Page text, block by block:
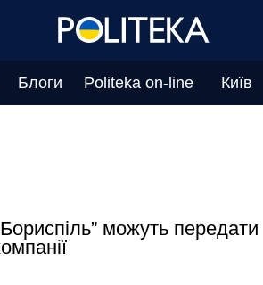
Блоги Politeka on-line Київ
можуть передати